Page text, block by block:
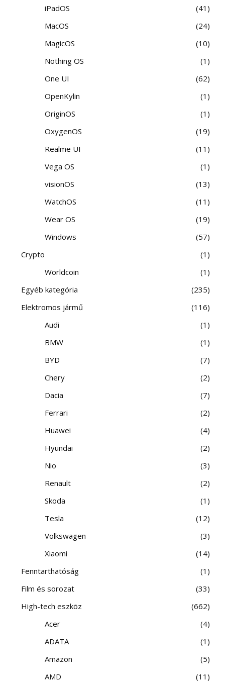
iPadOS
41
MacOS
24
MagicOS
10
Nothing OS
1
One UI
62
OpenKylin
1
OriginOS
1
OxygenOS
19
Realme UI
11
Vega OS
1
visionOS
13
WatchOS
11
Wear OS
19
Windows
57
Crypto
1
Worldcoin
1
Egyéb kategória
235
Elektromos jármű
116
Audi
1
BMW
1
BYD
7
Chery
2
Dacia
7
Ferrari
2
Huawei
4
Hyundai
2
Nio
3
Renault
2
Skoda
1
Tesla
12
Volkswagen
3
Xiaomi
14
Fenntarthatóság
1
Film és sorozat
33
High-tech eszköz
662
Acer
4
ADATA
1
Amazon
5
AMD
11